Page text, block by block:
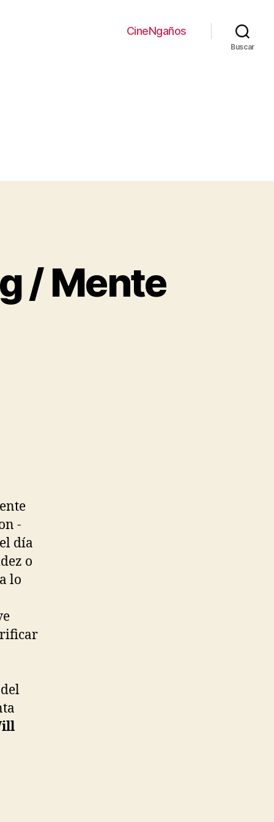
CineNgaños
Buscar
/ Mente
-
día
o
lo